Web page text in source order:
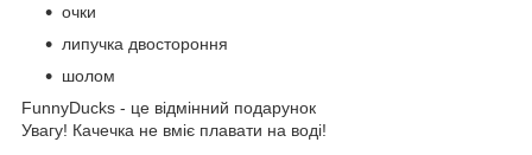
очки
липучка двостороння
шолом
FunnyDucks - це відмінний подарунок
Увагу! Качечка не вміє плавати на воді!